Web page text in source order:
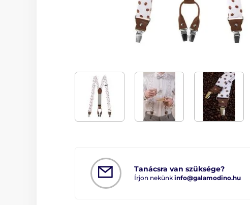
Tanácsra van szüksége?
Írjon nekünk info@galamodino.hu